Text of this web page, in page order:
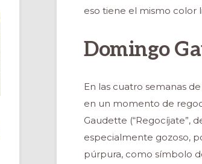
eso tiene el mismo color
Domingo
En las cuatro semanas
en un momento de
Gaudette (“Regocíjate”,
especialmente gozoso,
púrpura, como símbolo